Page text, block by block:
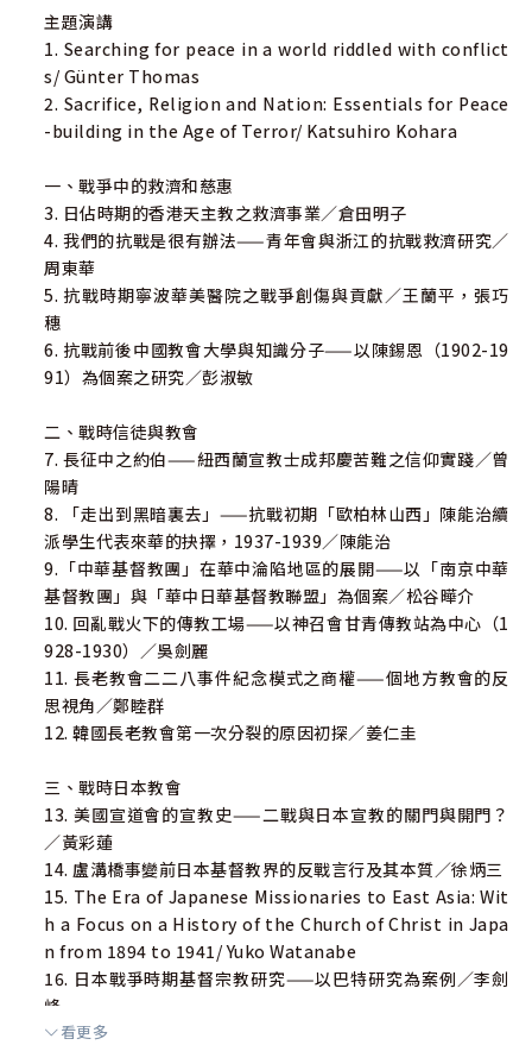
文研究中心研究貝。
林瑞琪（Sui Ki Anthony Lam），天主教香港教區聖神研究
中心高級研究員。
程主任。
陳韋安，建道神學院神學系助理教授。
主題演講
1. Searching for peace in a world riddled with conflict
s/ Günter Thomas
2. Sacrifice, Religion and Nation: Essentials for Peace
-building in the Age of Terror/ Katsuhiro Kohara
一、戰爭中的救濟和慈惠
3. 日佔時期的香港天主教之救濟事業／倉田明子
4. 我們的抗戰是很有辦法——青年會與浙江的抗戰救濟研究／
周東華
5. 抗戰時期寧波華美醫院之戰爭創傷與貢獻／王蘭平，張巧
穗
6. 抗戰前後中國教會大學與知識分子——以陳錫恩（1902-19
91）為個案之研究／彭淑敏
二、戰時信徒與教會
7. 長征中之約伯——紐西蘭宣教士成邦慶苦難之信仰實踐／曾
陽晴
8. 「走出到黑暗裏去」——抗戰初期「歐柏林山西」陳能治續
派學生代表來華的抉擇，1937-1939／陳能治
9.「中華基督教團」在華中淪陷地區的展開——以「南京中華
基督教團」與「華中日華基督教聯盟」為個案／松谷曄介
10. 回亂戰火下的傳教工場——以神召會甘青傳教站為中心（1
928-1930）／吳劍麗
11. 長老教會二二八事件紀念模式之商權——個地方教會的反
思視角／鄭睦群
12. 韓國長老教會第一次分裂的原因初探／姜仁圭
三、戰時日本教會
13. 美國宣道會的宣教史——二戰與日本宣教的關門與開門？
／黃彩蓮
14. 盧溝橋事變前日本基督教界的反戰言行及其本質／徐炳三
15. The Era of Japanese Missionaries to East Asia: Wit
h a Focus on a History of the Church of Christ in Japa
n from 1894 to 1941/ Yuko Watanabe
16. 日本戰爭時期基督宗教研究——以巴特研究為案例／李劍
峰
看更多